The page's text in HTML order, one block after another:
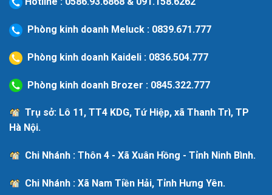
Phòng kinh doanh Meluck : 0839.671.777
Phòng kinh doanh Kaideli : 0836.504.777
Phòng kinh doanh Brozer : 0845.322.777
Trụ sở: Lô 11, TT4 KDG, Tứ Hiệp, xã Thanh Trì, TP
Hà Nội.
Chi Nhánh : Thôn 4 - Xã Xuân Hồng - Tỉnh Ninh Bình.
Chi Nhánh : Xã Nam Tiền Hải, Tỉnh Hưng Yên.